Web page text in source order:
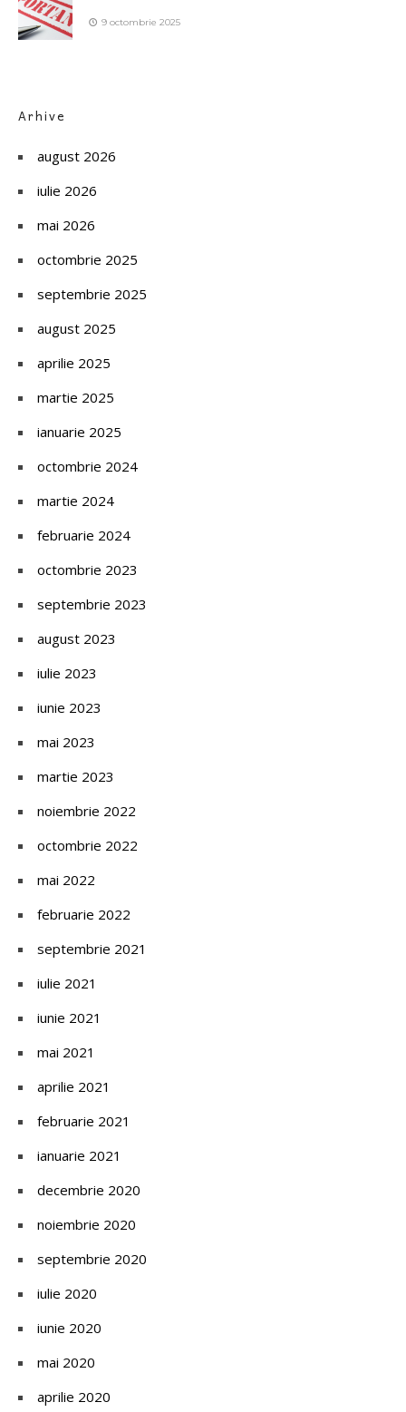
9 octombrie 2025
Arhive
august 2026
iulie 2026
mai 2026
octombrie 2025
septembrie 2025
august 2025
aprilie 2025
martie 2025
ianuarie 2025
octombrie 2024
martie 2024
februarie 2024
octombrie 2023
septembrie 2023
august 2023
iulie 2023
iunie 2023
mai 2023
martie 2023
noiembrie 2022
octombrie 2022
mai 2022
februarie 2022
septembrie 2021
iulie 2021
iunie 2021
mai 2021
aprilie 2021
februarie 2021
ianuarie 2021
decembrie 2020
noiembrie 2020
septembrie 2020
iulie 2020
iunie 2020
mai 2020
aprilie 2020